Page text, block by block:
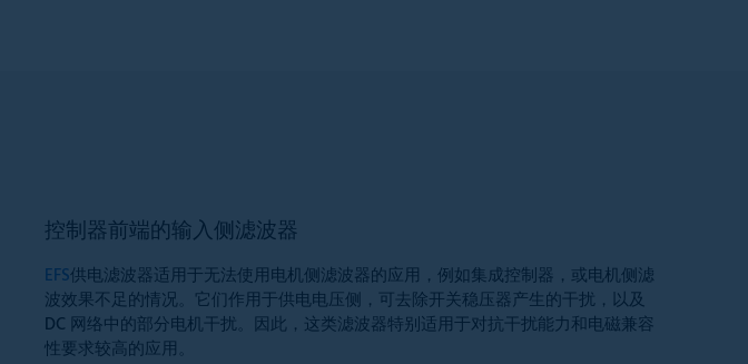
控制器前端的输入侧滤波器
EFS供电滤波器适用于无法使用电机侧滤波器的应用，例如集成控制器，或电机侧滤
波效果不足的情况。它们作用于供电电压侧，可去除开关稳压器产生的干扰，以及
DC 网络中的部分电机干扰。因此，这类滤波器特别适用于对抗干扰能力和电磁兼容
性要求较高的应用。